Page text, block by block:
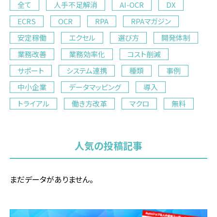
全て 人手不足解消 AI-OCR
DX
ECRS
OCR RPA
RPAマガジン
安定稼働
エクセル 選び方
開発体制
業務改善
業務効率化
コスト削減
サポート
システム連携 種類
事例
中小企業
データマッピング
導入
トライアル
働き方改革 マクロ 無料
人気の投稿記事
まだデータがありません。